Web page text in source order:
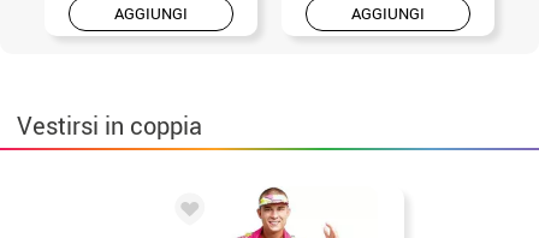
AGGIUNGI AGGIUNGI
Vestirsi in coppia